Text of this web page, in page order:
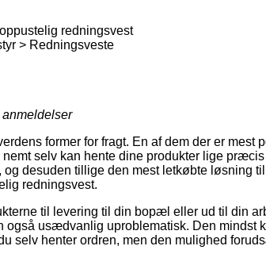
redningsvest
> Redningsveste
anmeldelser
former for fragt. En af dem der er mest
selv kan hente dine produkter lige
desuden tillige den mest letkøbte løsning
redningsvest.
til levering til din bopæl eller ud til din
også usædvanlig uproblematisk. Den mindst
selv henter ordren, men den mulighed